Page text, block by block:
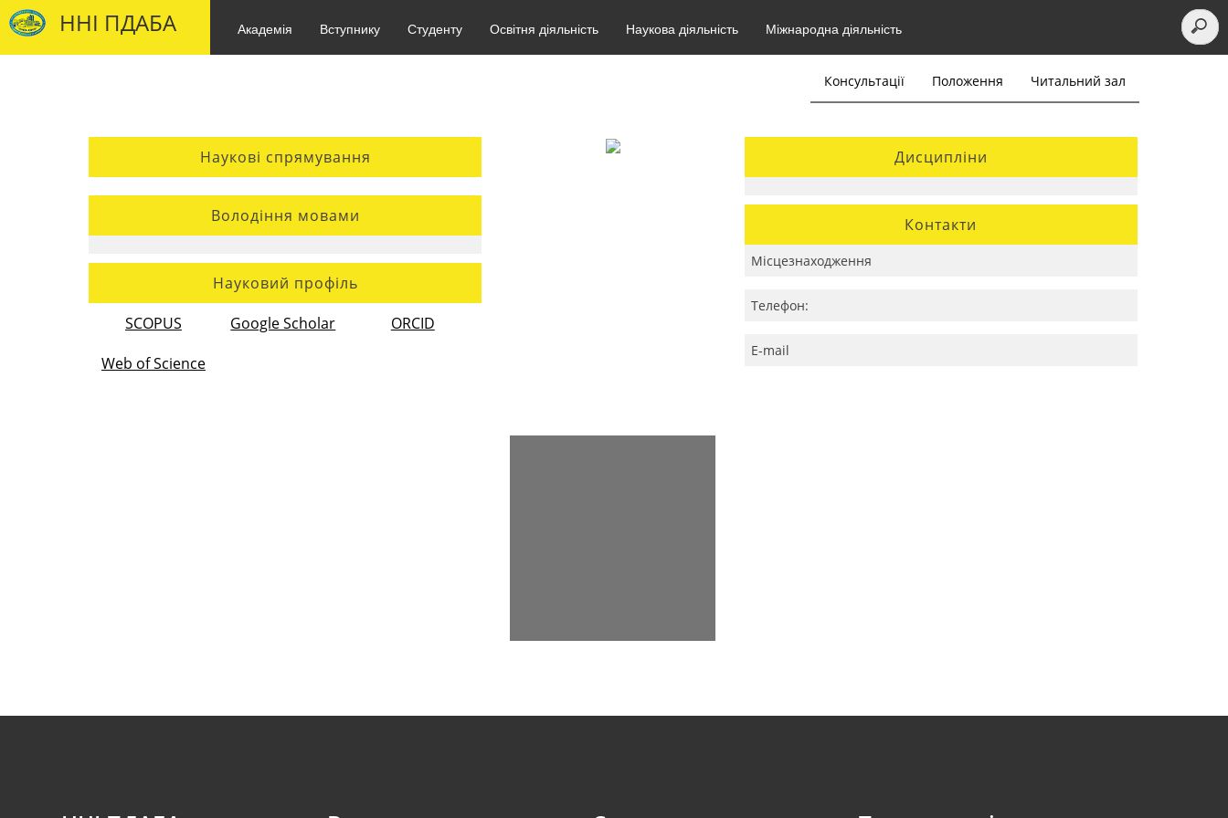
ННІ ПДАБА Академія Вступнику Студенту Освітня діяльність Наукова діяльність Міжнародна діяльність
Консультації Положення Читальний зал
Наукові спрямування
Володіння мовами
Науковий профіль
SCOPUS
Google Scholar
ORCID
Web of Science
Дисципліни
Контакти
Місцезнаходження
Телефон:
E-mail